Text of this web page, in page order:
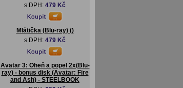
s DPH: 479 Kč
Mlátička (Blu-ray) ()
s DPH: 479 Kč
Avatar 3: Oheň a popel 2x(Blu-
ray) - bonus disk (Avatar: Fire
and Ash) - STEELBOOK